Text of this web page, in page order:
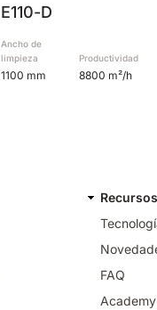
E110-D
Ancho de
limpieza
1100 mm
Productividad
8800 m²/h
FAQ
Academy